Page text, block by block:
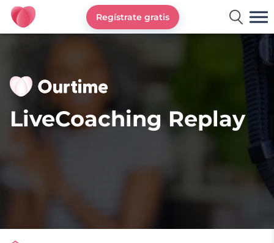
Ourtime España
Regístrate gratis
LiveCoaching Replay